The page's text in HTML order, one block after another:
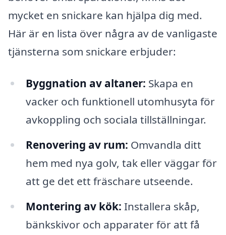
mycket en snickare kan hjälpa dig med.
Här är en lista över några av de vanligaste
tjänsterna som snickare erbjuder:
Byggnation av altaner: Skapa en
vacker och funktionell utomhusyta för
avkoppling och sociala tillställningar.
Renovering av rum: Omvandla ditt
hem med nya golv, tak eller väggar för
att ge det ett fräschare utseende.
Montering av kök: Installera skåp,
bänkskivor och apparater för att få